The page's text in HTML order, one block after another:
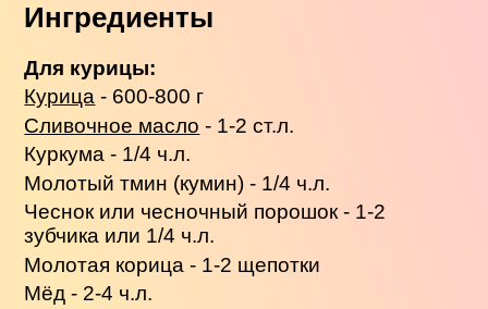
Ингредиенты
Для курицы:
Курица - 600-800 г
Сливочное масло - 1-2 ст.л.
Куркума - 1/4 ч.л.
Молотый тмин (кумин) - 1/4 ч.л.
Чеснок или чесночный порошок - 1-2
зубчика или 1/4 ч.л.
Молотая корица - 1-2 щепотки
Мёд - 2-4 ч.л.